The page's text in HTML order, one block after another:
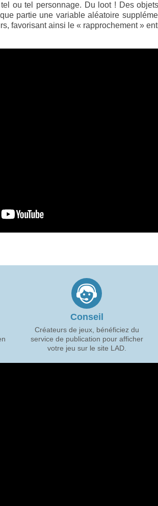
ou tel personnage. Du loot ! Des
partie une variable aléatoire
favorisant ainsi le « rapprochement »
Conseil
Créateurs de jeux, bénéficiez du
service de publication pour afficher
votre jeu sur le site LAD.